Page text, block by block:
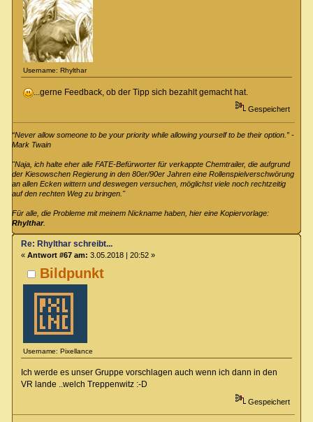
Username: Rhylthar
...gerne Feedback, ob der Tipp sich bezahlt gemacht hat.
Gespeichert
“Never allow someone to be your priority while allowing yourself to be their option.” -
Mark Twain
"Naja, ich halte eher alle FATE-Befürworter für verkappte Chemtrailer, die aufgrund
der Kiesowschen Regierung in den 80er/90er Jahren eine Rollenspielverschwörung
an allen Ecken wittern und deswegen versuchen, möglichst viele noch rechtzeitig
auf den rechten Weg zu bringen."
Für alle, die Probleme mit meinem Nickname haben, hier eine Kopiervorlage:
Rhylthar.
Bildpunkt
Username: Pixellance
Re: Rhylthar schreibt...
« Antwort #67 am: 3.05.2018 | 20:52 »
Ich werde es unser Gruppe vorschlagen auch wenn ich dann in den
VR lande ..welch Treppenwitz :-D
Gespeichert